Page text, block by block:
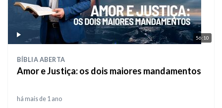
56:10
BÍBLIA ABERTA
Amor e Justiça: os dois maiores mandamentos
há mais de 1 ano